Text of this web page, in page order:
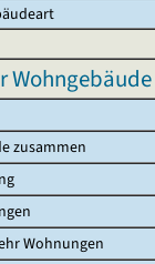
zusammen
Wohnungen